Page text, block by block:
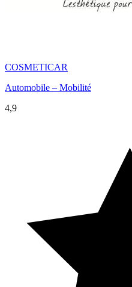
COSMETICAR
Automobile – Mobilité
4,9